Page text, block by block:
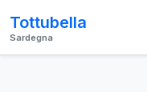
Tottubella
Sardegna